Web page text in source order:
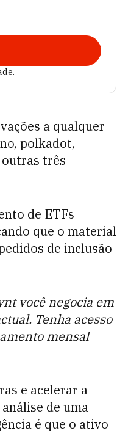
a qualquer
polkadot,
outras três
de ETFs
que o material
de inclusão
você negocia em
Tenha acesso
mensal
e acelerar a
de uma
é que o ativo